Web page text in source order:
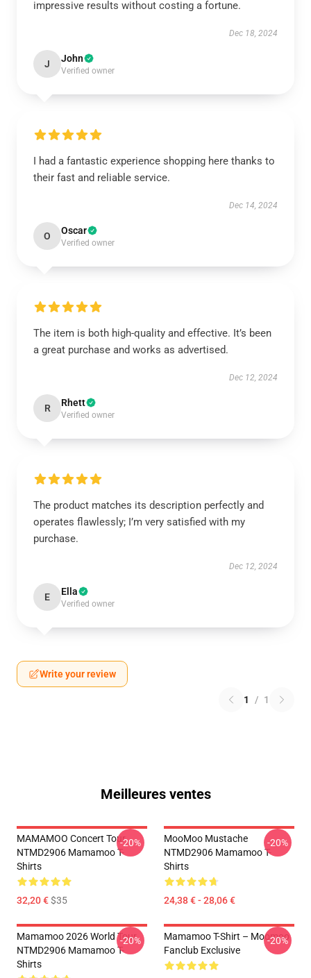
impressive results without costing a fortune.
Dec 18, 2024
J John
Verified owner
I had a fantastic experience shopping here thanks to
their fast and reliable service.
Dec 14, 2024
O Oscar
Verified owner
The item is both high-quality and effective. It’s been
a great purchase and works as advertised.
Dec 12, 2024
R Rhett
Verified owner
The product matches its description perfectly and
operates flawlessly; I’m very satisfied with my
purchase.
Dec 12, 2024
E Ella
Verified owner
Write your review
1 / 1
Meilleures ventes
MAMAMOO Concert Tour
NTMD2906 Mamamoo T-
Shirts
32,20 €$35
-20%
MooMoo Mustache
NTMD2906 Mamamoo T-
Shirts
24,38 € - 28,06 €
-20%
Mamamoo 2026 World Tour
NTMD2906 Mamamoo T-
Shirts
-20%
Mamamoo T-Shirt – Moomoo
Fanclub Exclusive
-20%